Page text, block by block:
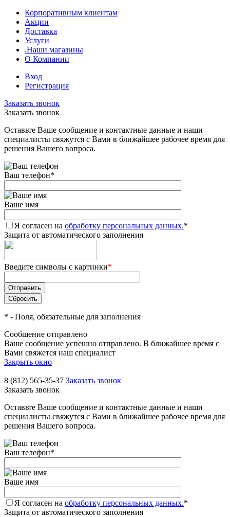
Корпоративным клиентам
Акции
Доставка
Услуги
.Наши магазины
О Компании
Вход
Регистрация
Заказать звонок
Заказать звонок
Оставьте Ваше сообщение и контактные данные и наши
специалисты свяжутся с Вами в ближайшее рабочее время для
решения Вашего вопроса.
Ваш телефон*
Ваше имя
Я согласен на обработку персональных данных.*
Защита от автоматического заполнения
Введите символы с картинки*
* - Поля, обязательные для заполнения
Сообщение отправлено
Ваше сообщение успешно отправлено. В ближайшее время с
Вами свяжется наш специалист
Закрыть окно
8 (812) 565-35-37 Заказать звонок
Заказать звонок
Оставьте Ваше сообщение и контактные данные и наши
специалисты свяжутся с Вами в ближайшее рабочее время для
решения Вашего вопроса.
Ваш телефон*
Ваше имя
Я согласен на обработку персональных данных.*
Защита от автоматического заполнения